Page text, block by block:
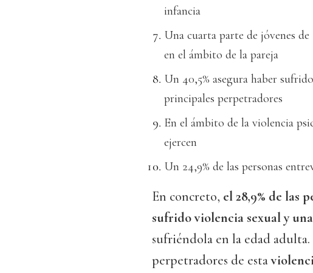
infancia
Una cuarta parte de jóvenes de
en el ámbito de la pareja
Un 40,5% asegura haber
principales perpetradores
En el ámbito de la violencia
ejercen
Un 24,9% de las personas
En concreto, el 28,9% de las
sufrido violencia sexual y
sufriéndola en la edad
perpetradores de esta